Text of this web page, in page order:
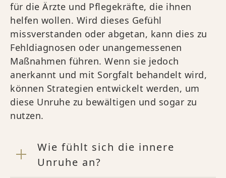
für die Ärzte und Pflegekräfte, die ihnen
helfen wollen. Wird dieses Gefühl
missverstanden oder abgetan, kann dies zu
Fehldiagnosen oder unangemessenen
Maßnahmen führen. Wenn sie jedoch
anerkannt und mit Sorgfalt behandelt wird,
können Strategien entwickelt werden, um
diese Unruhe zu bewältigen und sogar zu
nutzen.
Wie fühlt sich die innere
Unruhe an?